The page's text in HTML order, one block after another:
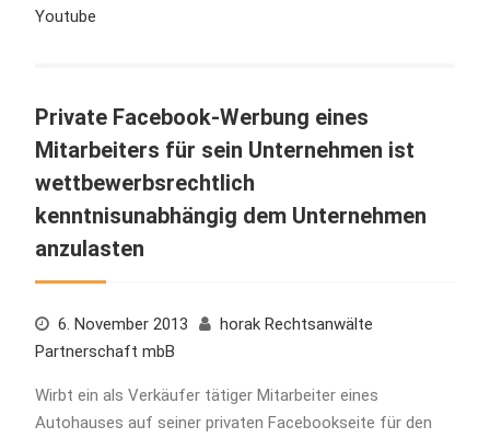
Youtube
Private Facebook-Werbung eines
Mitarbeiters für sein Unternehmen ist
wettbewerbsrechtlich
kenntnisunabhängig dem Unternehmen
anzulasten
6. November 2013
horak Rechtsanwälte
Partnerschaft mbB
Wirbt ein als Verkäufer tätiger Mitarbeiter eines
Autohauses auf seiner privaten Facebookseite für den